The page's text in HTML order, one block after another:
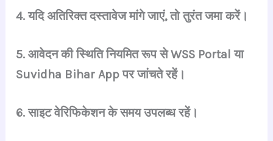
4. यदि अतिरिक्त दस्तावेज मांगे जाएं, तो तुरंत जमा करें।
5. आवेदन की स्थिति नियमित रूप से WSS Portal या
Suvidha Bihar App पर जांचते रहें।
6. साइट वेरिफिकेशन के समय उपलब्ध रहें।